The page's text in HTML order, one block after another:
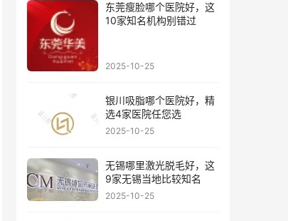
东莞瘦脸哪个医院好，这
10家知名机构别错过
2025-10-25
银川吸脂哪个医院好，精
选4家医院任您选
2025-10-25
无锡哪里激光脱毛好，这
9家无锡当地比较知名
2025-10-25